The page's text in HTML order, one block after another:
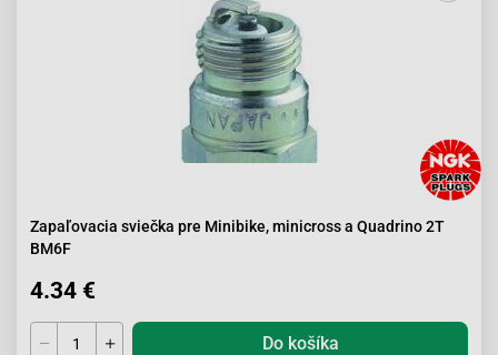
Zapaľovacia sviečka pre Minibike, minicross a Quadrino 2T
BM6F
4.34 €
Do košíka